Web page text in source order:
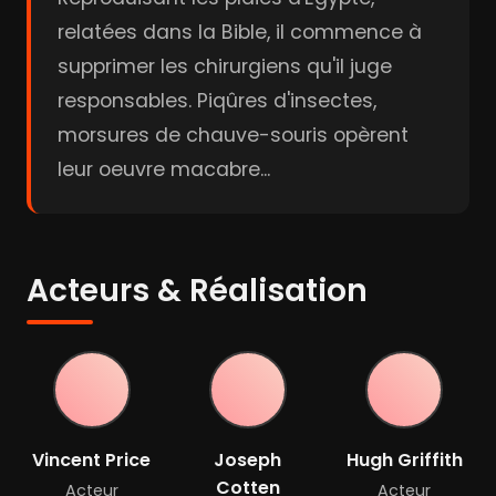
relatées dans la Bible, il commence à
supprimer les chirurgiens qu'il juge
responsables. Piqûres d'insectes,
morsures de chauve-souris opèrent
leur oeuvre macabre...
Acteurs & Réalisation
Vincent Price
Acteur
Joseph
Cotten
Hugh Griffith
Acteur